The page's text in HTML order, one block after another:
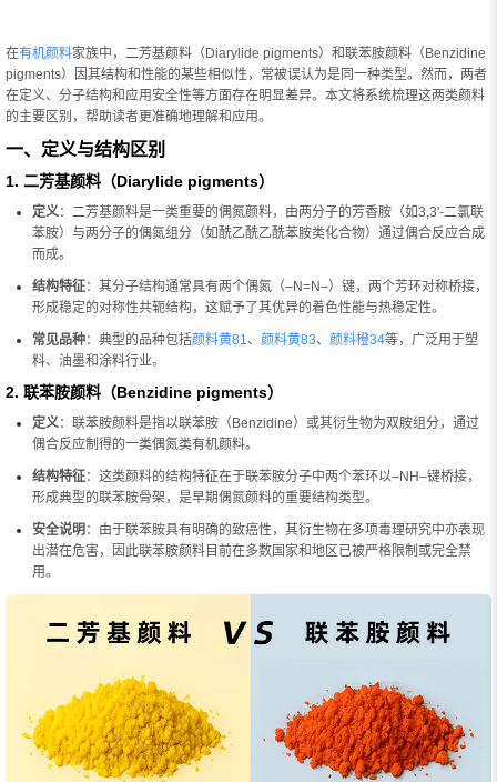
在有机颜料家族中，二芳基颜料（Diarylide pigments）和联苯胺颜料（Benzidine
pigments）因其结构和性能的某些相似性，常被误认为是同一种类型。然而，两者
在定义、分子结构和应用安全性等方面存在明显差异。本文将系统梳理这两类颜料
的主要区别，帮助读者更准确地理解和应用。
一、定义与结构区别
1. 二芳基颜料（Diarylide pigments）
定义：二芳基颜料是一类重要的偶氮颜料，由两分子的芳香胺（如3,3'-二氯联
苯胺）与两分子的偶氮组分（如酰乙酰乙酰苯胺类化合物）通过偶合反应合成
而成。
结构特征：其分子结构通常具有两个偶氮（–N=N–）键，两个芳环对称桥接，
形成稳定的对称性共轭结构，这赋予了其优异的着色性能与热稳定性。
常见品种：典型的品种包括颜料黄81 、 颜料黄83、 颜料橙34等，广泛用于塑
料、油墨和涂料行业。
2. 联苯胺颜料（Benzidine pigments）
定义：联苯胺颜料是指以联苯胺（Benzidine）或其衍生物为双胺组分，通过
偶合反应制得的一类偶氮类有机颜料。
结构特征：这类颜料的结构特征在于联苯胺分子中两个苯环以–NH–键桥接，
形成典型的联苯胺骨架，是早期偶氮颜料的重要结构类型。
安全说明 ：由于联苯胺具有明确的致癌性，其衍生物在多项毒理研究中亦表现
出潜在危害，因此联苯胺颜料目前在多数国家和地区已被严格限制或完全禁
用。